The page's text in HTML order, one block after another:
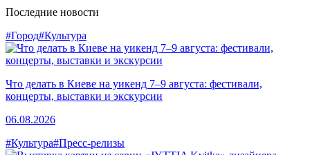
Последние новости
#Город#Культура
Что делать в Киеве на уикенд 7–9 августа: фестивали,
концерты, выставки и экскурсии
06.08.2026
#Культура#Пресс-релизы